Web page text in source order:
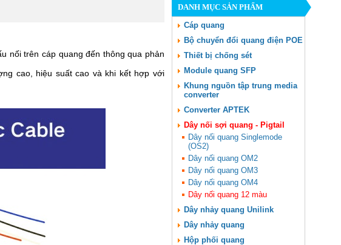
nối trên cáp quang đến thông qua phản
cao, hiệu suất cao và khi kết hợp với
DANH MỤC SẢN PHẨM
Cáp quang
Bộ chuyển đổi quang điện POE
Thiết bị chống sét
Module quang SFP
Khung nguồn tập trung media
converter
Converter APTEK
Dây nối sợi quang - Pigtail
Dây nối quang Singlemode
(OS2)
Dây nối quang OM2
Dây nối quang OM3
Dây nối quang OM4
Dây nối quang 12 màu
Dây nhảy quang Unilink
Dây nhảy quang
Hộp phối quang